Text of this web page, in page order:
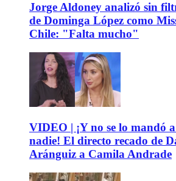
Jorge Aldoney analizó sin
de Dominga López como
Chile: "Falta mucho"
VIDEO | ¡Y no se lo mandó
nadie! El directo recado de
Aránguiz a Camila Andrade